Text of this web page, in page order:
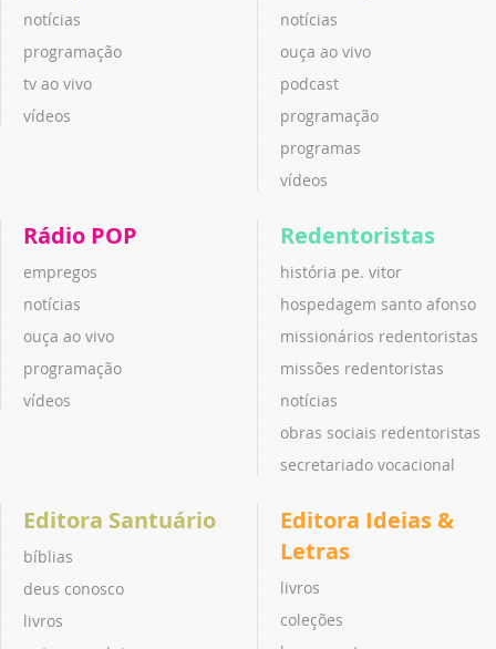
notícias
programação
tv ao vivo
vídeos
notícias
ouça ao vivo
podcast
programação
programas
vídeos
Rádio POP
empregos
notícias
ouça ao vivo
programação
vídeos
Redentoristas
história pe. vitor
hospedagem santo afonso
missionários redentoristas
missões redentoristas
notícias
obras sociais redentoristas
secretariado vocacional
Editora Santuário
bíblias
deus conosco
livros
Editora Ideias &
Letras
livros
coleções